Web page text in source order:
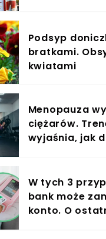
Podsyp
bratkami.
kwiatami
Menopauza
ciężarów.
wyjaśnia, jak
W tych 3
bank może
konto. O